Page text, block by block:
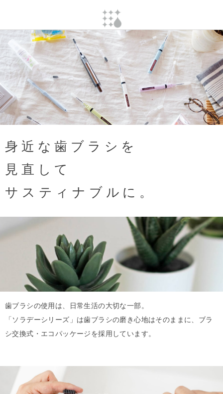
身近な歯ブラシを
見直して
サスティナブルに。
歯ブラシの使用は、日常生活の大切な一部。
「ソラデーシリーズ」は歯ブラシの磨き心地はそのままに、 ブラ
シ交換式・エコパッケージを採用しています。